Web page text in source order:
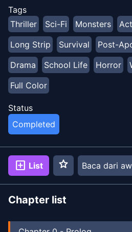
Tags
Thriller
Sci-Fi Monsters
Long Strip
Survival Post-
Drama
School Life Horror
Full Color
Status
Completed
add_box List star Baca dari
Chapter list